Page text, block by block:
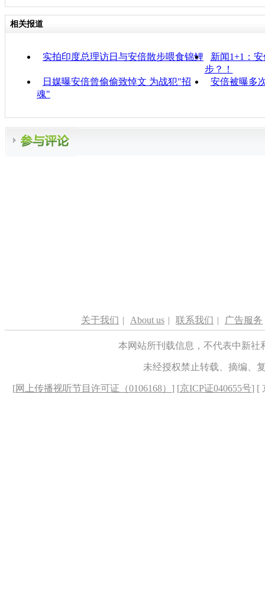
相关报道
实拍印度总理访日与安倍散步喂食锦鲤
新闻1+1：
步？！
日媒曝安倍曾偷偷致悼文 为战犯"招
魂"
安倍被曝多
关于我们 | About us | 联系我们 | 广告服务
本网站所刊载信息，不代表中新
未经授权禁止转载、摘编、
[网上传播视听节目许可证（0106168） ] [京ICP证040655号] [